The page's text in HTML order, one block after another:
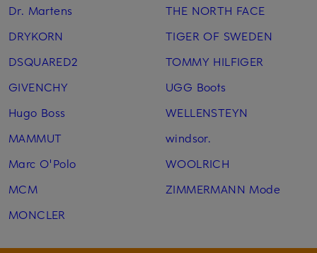
Dr. Martens
DRYKORN
DSQUARED2
GIVENCHY
Hugo Boss
MAMMUT
Marc O'Polo
MCM
MONCLER
THE NORTH FACE
TIGER OF SWEDEN
TOMMY HILFIGER
UGG Boots
WELLENSTEYN
windsor.
WOOLRICH
ZIMMERMANN Mode